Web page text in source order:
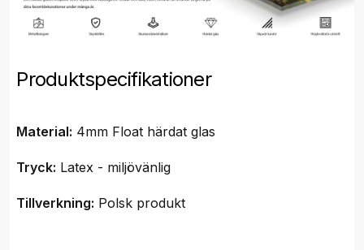
Produktspecifikationer
Material: 4mm Float härdat glas
Tryck: Latex - miljövänlig
Tillverkning: Polsk produkt